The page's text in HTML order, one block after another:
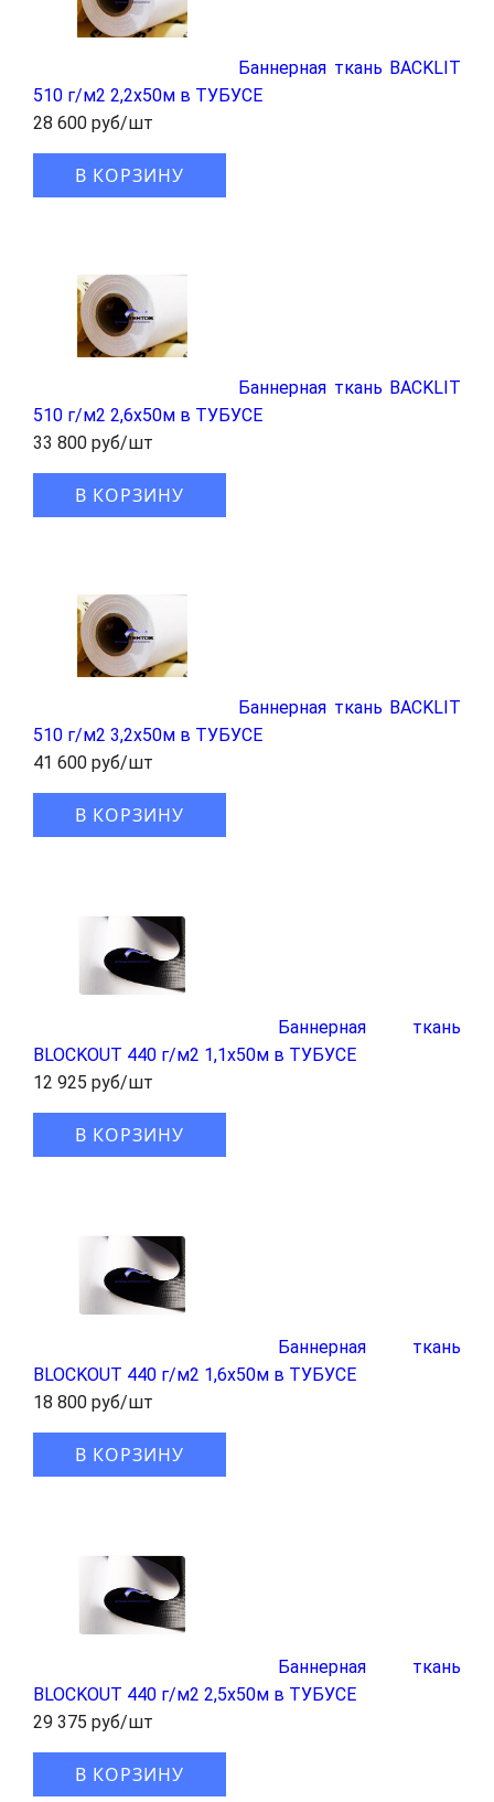
Баннерная ткань BACKLIT
510 г/м2 2,2x50м в ТУБУСЕ
28 600 руб/шт
В КОРЗИНУ
Баннерная ткань BACKLIT
510 г/м2 2,6x50м в ТУБУСЕ
33 800 руб/шт
В КОРЗИНУ
Баннерная ткань BACKLIT
510 г/м2 3,2x50м в ТУБУСЕ
41 600 руб/шт
В КОРЗИНУ
Баннерная ткань
BLOCKOUT 440 г/м2 1,1x50м в ТУБУСЕ
12 925 руб/шт
В КОРЗИНУ
Баннерная ткань
BLOCKOUT 440 г/м2 1,6x50м в ТУБУСЕ
18 800 руб/шт
В КОРЗИНУ
Баннерная ткань
BLOCKOUT 440 г/м2 2,5x50м в ТУБУСЕ
29 375 руб/шт
В КОРЗИНУ